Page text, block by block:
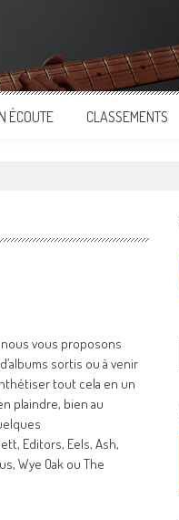
ÉCOUTE CLASSEMENTS
vous proposons
sortis ou à venir
tout cela en un
plaindre, bien au
Editors, Eels, Ash,
Wye Oak ou The